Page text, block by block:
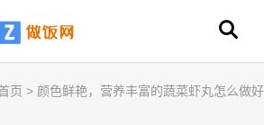
页 > 颜色鲜艳，营养丰富的蔬菜虾丸怎么做好